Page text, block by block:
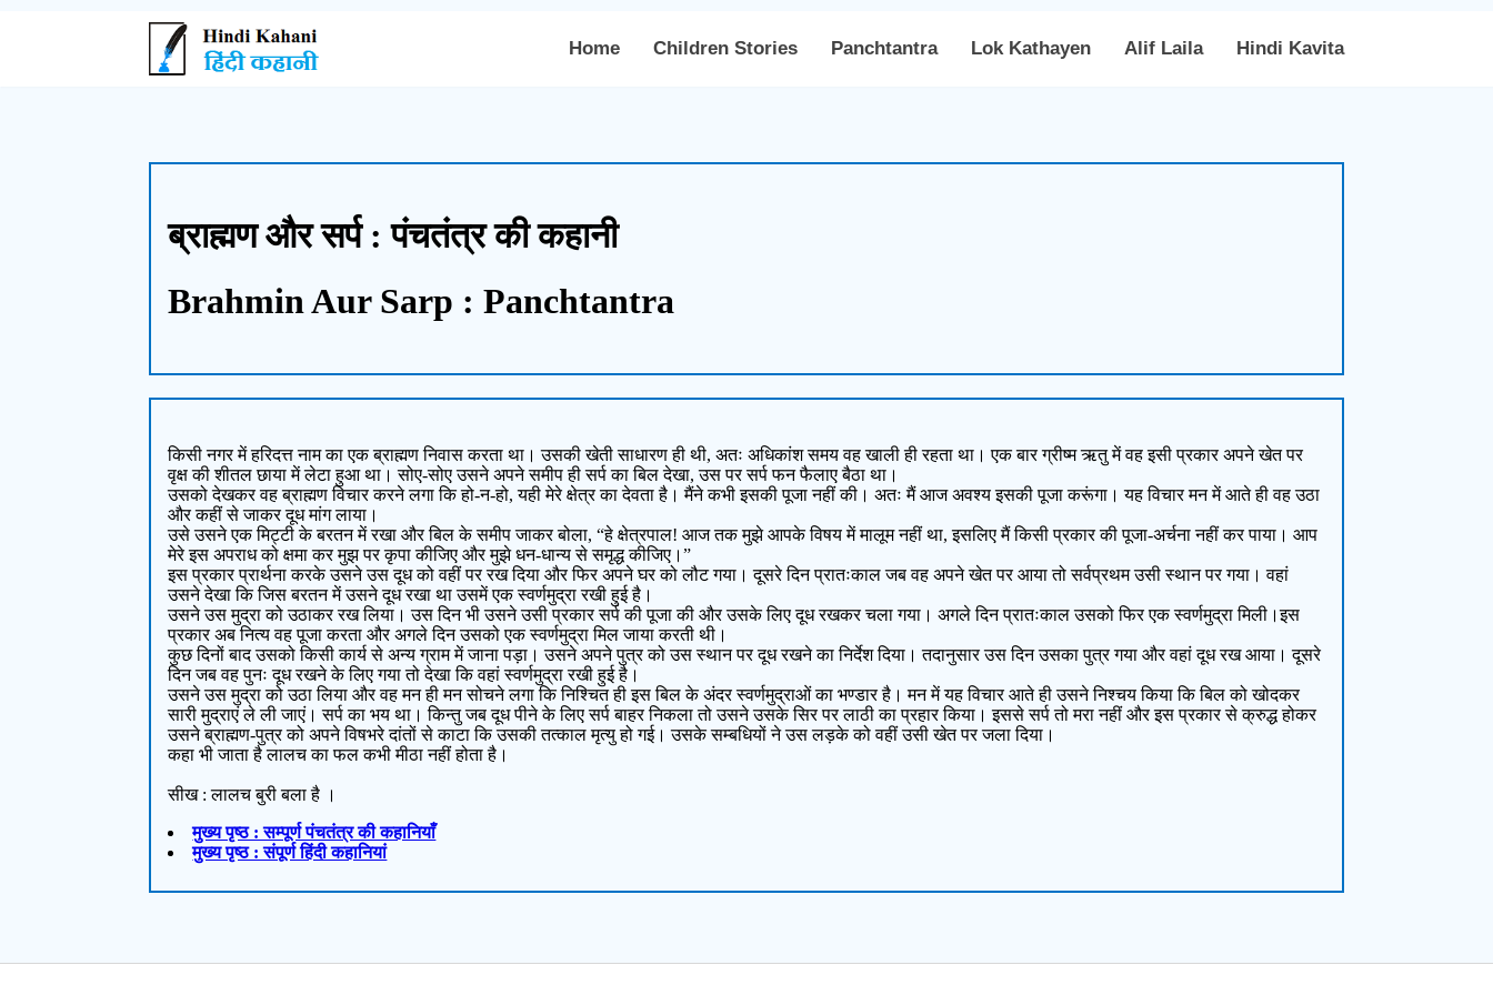
Home Children Stories Panchtantra Lok Kathayen Alif Laila Hindi Kavita
ब्राह्मण और सर्प : पंचतंत्र की कहानी
Brahmin Aur Sarp : Panchtantra
किसी नगर में हरिदत्त नाम का एक ब्राह्मण निवास करता था। उसकी खेती साधारण ही थी, अतः अधिकांश समय वह खाली ही रहता था। एक बार ग्रीष्म ऋतु में वह इसी प्रकार अपने खेत पर
वृक्ष की शीतल छाया में लेटा हुआ था। सोए-सोए उसने अपने समीप ही सर्प का बिल देखा, उस पर सर्प फन फैलाए बैठा था।
उसको देखकर वह ब्राह्मण विचार करने लगा कि हो-न-हो, यही मेरे क्षेत्र का देवता है। मैंने कभी इसकी पूजा नहीं की। अतः मैं आज अवश्य इसकी पूजा करूंगा। यह विचार मन में आते ही वह उठा
और कहीं से जाकर दूध मांग लाया।
उसे उसने एक मिट्टी के बरतन में रखा और बिल के समीप जाकर बोला, “हे क्षेत्रपाल! आज तक मुझे आपके विषय में मालूम नहीं था, इसलिए मैं किसी प्रकार की पूजा-अर्चना नहीं कर पाया। आप
मेरे इस अपराध को क्षमा कर मुझ पर कृपा कीजिए और मुझे धन-धान्य से समृद्ध कीजिए।”
इस प्रकार प्रार्थना करके उसने उस दूध को वहीं पर रख दिया और फिर अपने घर को लौट गया। दूसरे दिन प्रातःकाल जब वह अपने खेत पर आया तो सर्वप्रथम उसी स्थान पर गया। वहां
उसने देखा कि जिस बरतन में उसने दूध रखा था उसमें एक स्वर्णमुद्रा रखी हुई है।
उसने उस मुद्रा को उठाकर रख लिया। उस दिन भी उसने उसी प्रकार सर्प की पूजा की और उसके लिए दूध रखकर चला गया। अगले दिन प्रातःकाल उसको फिर एक स्वर्णमुद्रा मिली।इस
प्रकार अब नित्य वह पूजा करता और अगले दिन उसको एक स्वर्णमुद्रा मिल जाया करती थी।
कुछ दिनों बाद उसको किसी कार्य से अन्य ग्राम में जाना पड़ा। उसने अपने पुत्र को उस स्थान पर दूध रखने का निर्देश दिया। तदानुसार उस दिन उसका पुत्र गया और वहां दूध रख आया। दूसरे
दिन जब वह पुनः दूध रखने के लिए गया तो देखा कि वहां स्वर्णमुद्रा रखी हुई है।
उसने उस मुद्रा को उठा लिया और वह मन ही मन सोचने लगा कि निश्चित ही इस बिल के अंदर स्वर्णमुद्राओं का भण्डार है। मन में यह विचार आते ही उसने निश्चय किया कि बिल को खोदकर
सारी मुद्राएं ले ली जाएं। सर्प का भय था। किन्तु जब दूध पीने के लिए सर्प बाहर निकला तो उसने उसके सिर पर लाठी का प्रहार किया। इससे सर्प तो मरा नहीं और इस प्रकार से क्रुद्ध होकर
उसने ब्राह्मण-पुत्र को अपने विषभरे दांतों से काटा कि उसकी तत्काल मृत्यु हो गई। उसके सम्बधियों ने उस लड़के को वहीं उसी खेत पर जला दिया।
कहा भी जाता है लालच का फल कभी मीठा नहीं होता है।
सीख : लालच बुरी बला है ।
मुख्य पृष्ठ : सम्पूर्ण पंचतंत्र की कहानियाँ
मुख्य पृष्ठ : संपूर्ण हिंदी कहानियां